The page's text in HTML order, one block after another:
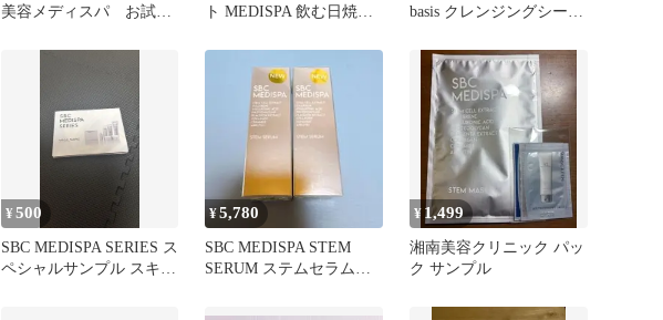
美容メディスパ お試
ト MEDISPA 飲む日焼け
basis クレンジングシート
¥500
SBC MEDISPA SERIES ス
ペシャルサンプル スキン
¥5,780
SBC MEDISPA STEM
SERUM ステムセラム
¥ 1,499
湘南美容クリニック パッ
ク サンプル